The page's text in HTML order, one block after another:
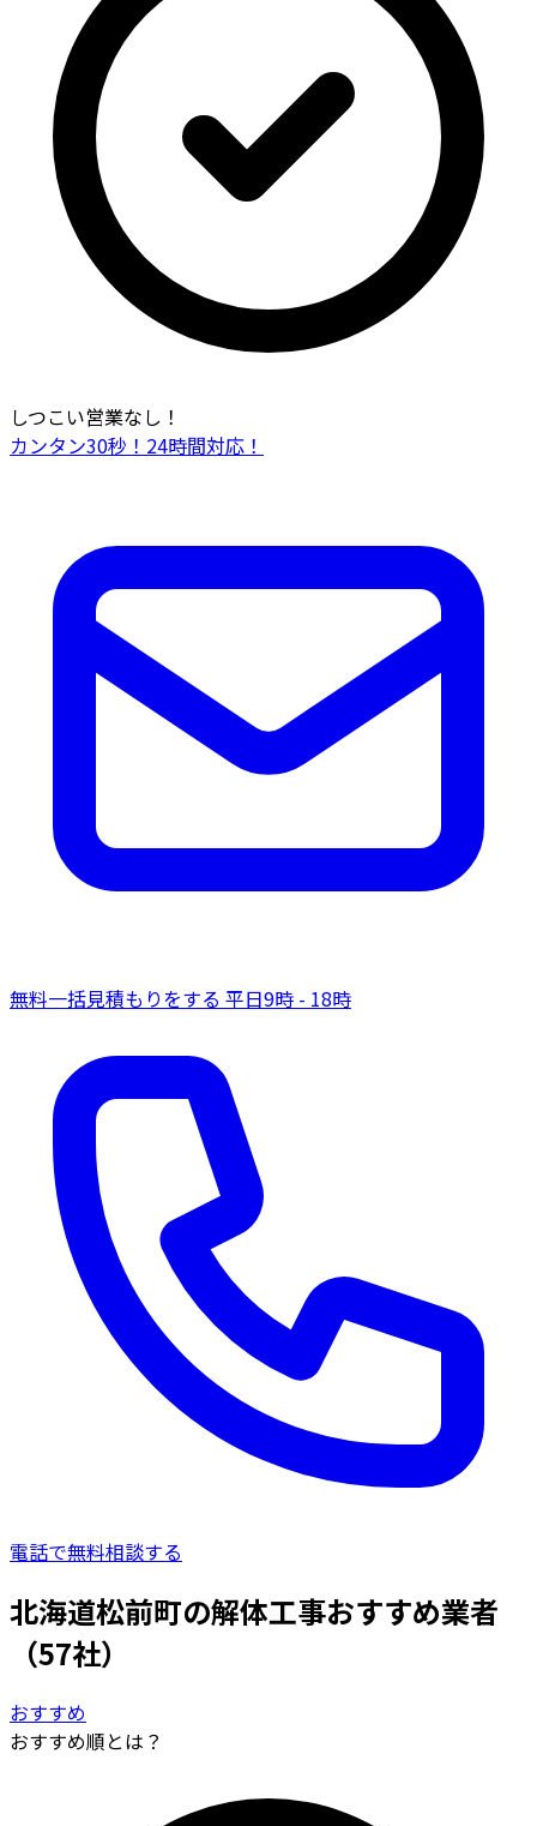
しつこい営業なし！
カンタン30秒！24時間対応！
無料一括見積もりをする 平日9時 - 18時
電話で無料相談する
北海道松前町の解体工事おすすめ業者
（57社）
おすすめ
おすすめ順とは？